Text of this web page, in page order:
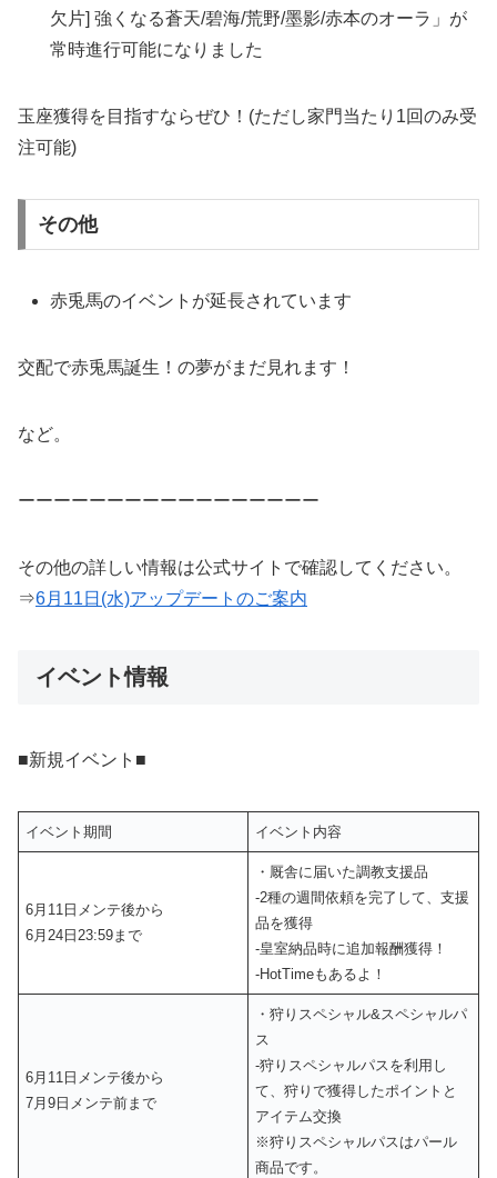
欠片] 強くなる蒼天/碧海/荒野/墨影/赤本のオーラ」が
常時進行可能になりました
玉座獲得を目指すならぜひ！(ただし家門当たり1回のみ受
注可能)
その他
赤兎馬のイベントが延長されています
交配で赤兎馬誕生！の夢がまだ見れます！
など。
ーーーーーーーーーーーーーーーーー
その他の詳しい情報は公式サイトで確認してください。
⇒6月11日(水)アップデートのご案内
イベント情報
■新規イベント■
イベント期間 イベント内容
6月11日メンテ後から
6月24日23:59まで
・厩舎に届いた調教支援品
‐2種の週間依頼を完了して、支援
品を獲得
‐皇室納品時に追加報酬獲得！
‐HotTimeもあるよ！
6月11日メンテ後から
7月9日メンテ前まで
・狩りスペシャル&スペシャルパ
ス
‐狩りスペシャルパスを利用し
て、狩りで獲得したポイントと
アイテム交換
※狩りスペシャルパスはパール
商品です。